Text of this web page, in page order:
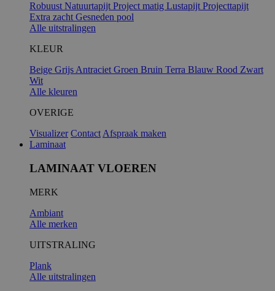
Robuust Natuurtapijt Project matig Lustapijt Projecttapijt
Extra zacht Gesneden pool
Alle uitstralingen
KLEUR
Beige Grijs Antraciet Groen Bruin Terra Blauw Rood Zwart
Wit
Alle kleuren
OVERIGE
Visualizer Contact Afspraak maken
Laminaat
LAMINAAT VLOEREN
MERK
Ambiant
Alle merken
UITSTRALING
Plank
Alle uitstralingen